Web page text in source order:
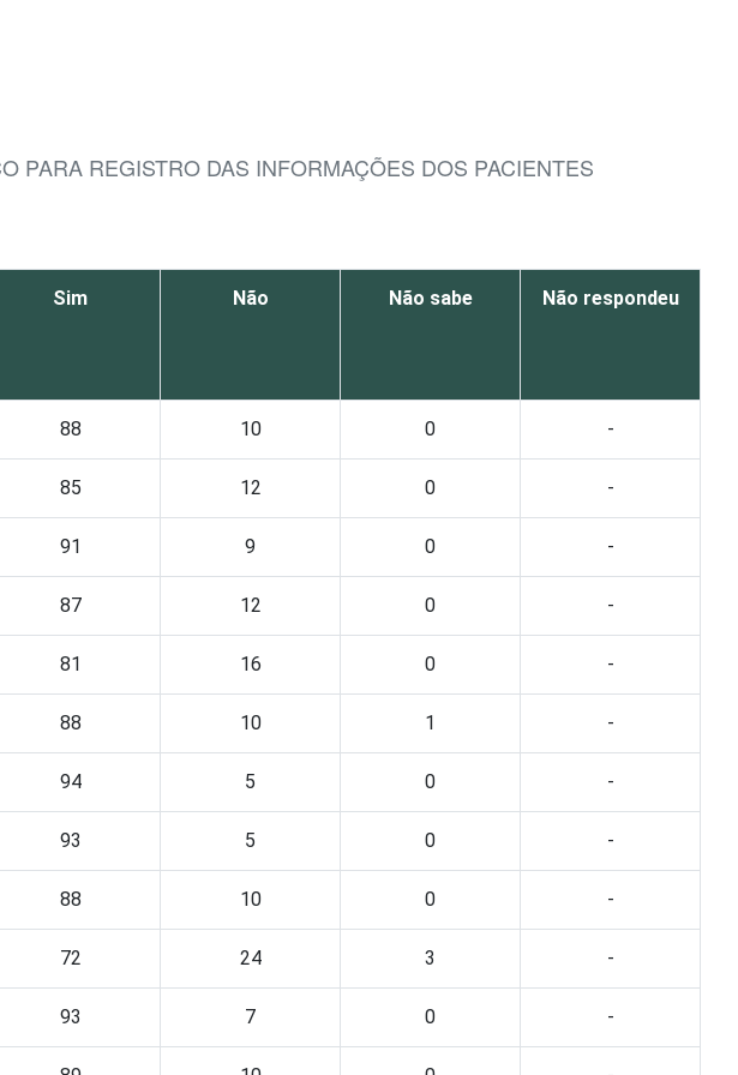
PARA REGISTRO DAS INFORMAÇÕES DOS PACIENTES
Sim Não Não sabe Não respondeu
88 10 0 -
85 12 0 -
91 9 0 -
87 12 0 -
81 16 0 -
88 10 1 -
94 5 0 -
93 5 0 -
88 10 0 -
72 24 3 -
93 7 0 -